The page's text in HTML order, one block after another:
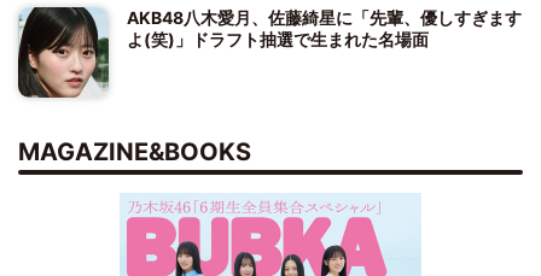
AKB48八木愛月、佐藤綺星に「先輩、優しすぎます
よ(笑)」ドラフト抽選で生まれた名場面
MAGAZINE&BOOKS